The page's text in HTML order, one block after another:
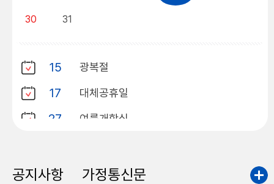
30 31
15 광복절
17 대체공휴일
27 여름개학식
공지사항 가정통신문